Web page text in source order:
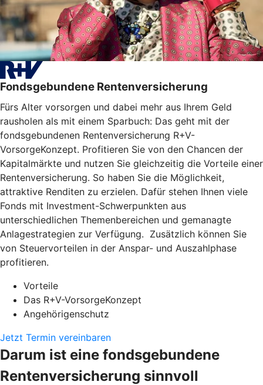
Fondsgebundene Rentenversicherung
Fürs Alter vorsorgen und dabei mehr aus Ihrem Geld
rausholen als mit einem Sparbuch: Das geht mit der
fondsgebundenen Rentenversicherung R+V-
VorsorgeKonzept. Profitieren Sie von den Chancen der
Kapitalmärkte und nutzen Sie gleichzeitig die Vorteile einer
Rentenversicherung. So haben Sie die Möglichkeit,
attraktive Renditen zu erzielen. Dafür stehen Ihnen viele
Fonds mit Investment-Schwerpunkten aus
unterschiedlichen Themenbereichen und gemanagte
Anlagestrategien zur Verfügung. Zusätzlich können Sie
von Steuervorteilen in der Anspar- und Auszahlphase
profitieren.
Vorteile
Das R+V-VorsorgeKonzept
Angehörigenschutz
Jetzt Termin vereinbaren
Darum ist eine fondsgebundene
Rentenversicherung sinnvoll